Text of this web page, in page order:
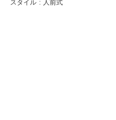
スタイル : 人前式